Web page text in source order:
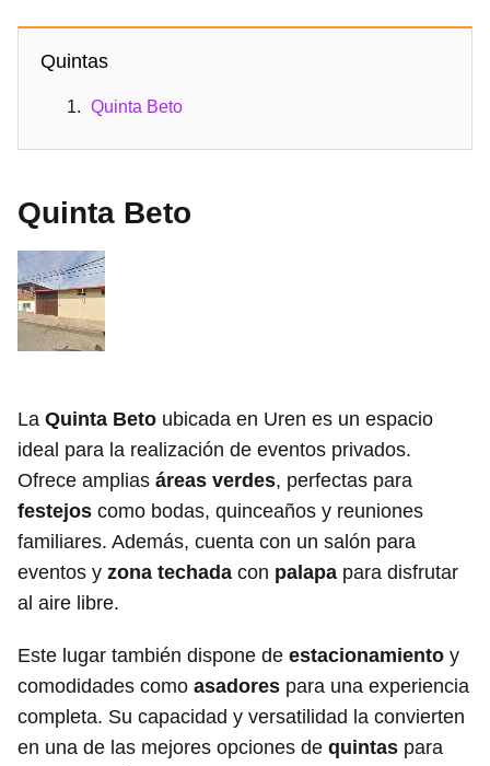
Quintas
Quinta Beto
Quinta Beto
La Quinta Beto ubicada en Uren es un espacio
ideal para la realización de eventos privados.
Ofrece amplias áreas verdes, perfectas para
festejos como bodas, quinceaños y reuniones
familiares. Además, cuenta con un salón para
eventos y zona techada con palapa para disfrutar
al aire libre.
Este lugar también dispone de estacionamiento y
comodidades como asadores para una experiencia
completa. Su capacidad y versatilidad la convierten
en una de las mejores opciones de quintas para